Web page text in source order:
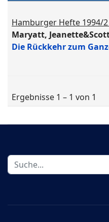
Hamburger Hefte 1994/2
Maryatt,
Die Rückkehr zum
Ergebnisse 1 – 1 von 1
Suchen
...